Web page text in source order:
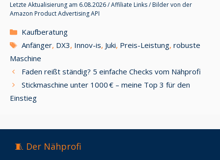
Letzte Aktualisierung am 6.08.2026 / Affiliate Links / Bilder von der
Amazon Product Advertising API
Kategorien
Kaufberatung
Schlagwörter
Anfänger, DX3, Innov-is, Juki, Preis-Leistung, robuste
Maschine
Faden reißt ständig? 5 einfache Checks vom Nähprofi
Stickmaschine unter 1000 € – meine Top 3 für den
Einstieg
🧵 Der Nähprofi